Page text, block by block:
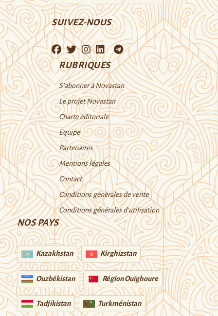
SUIVEZ-NOUS
RUBRIQUES
S’abonner à Novastan
Le projet Novastan
Charte éditoriale
Equipe
Partenaires
Mentions légales
Contact
Conditions générales de vente
Conditions générales d’utilisation
NOS PAYS
Kazakhstan Kirghizstan
Ouzbékistan Région Ouïghoure
Tadjikistan Turkménistan